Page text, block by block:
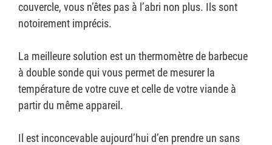
couvercle, vous n’êtes pas à l’abri non plus. Ils sont
notoirement imprécis.
La meilleure solution est un thermomètre de barbecue
à double sonde qui vous permet de mesurer la
température de votre cuve et celle de votre viande à
partir du même appareil.
Il est inconcevable aujourd’hui d’en prendre un sans